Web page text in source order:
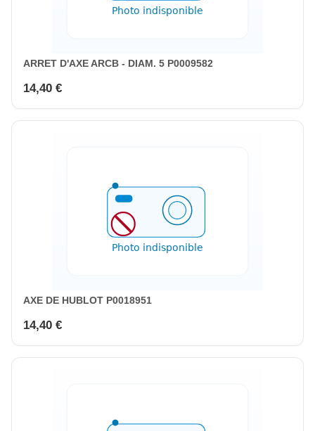
ARRET D'AXE ARCB - DIAM. 5 P0009582
14,40 €
AXE DE HUBLOT P0018951
14,40 €